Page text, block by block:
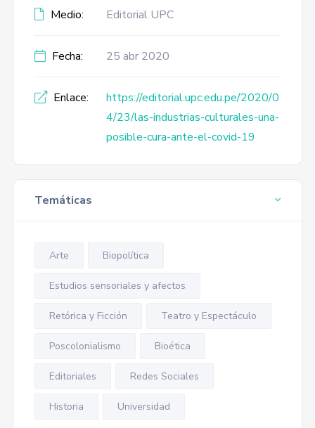
Medio: Editorial UPC
Fecha: 25 abr 2020
Enlace:
https://editorial.upc.edu.pe/2020/0
4/23/las-industrias-culturales-una-
posible-cura-ante-el-covid-19
Temáticas
Arte Biopolítica
Estudios sensoriales y afectos
Retórica y Ficción Teatro y Espectáculo
Poscolonialismo Bioética
Editoriales Redes Sociales
Historia Universidad